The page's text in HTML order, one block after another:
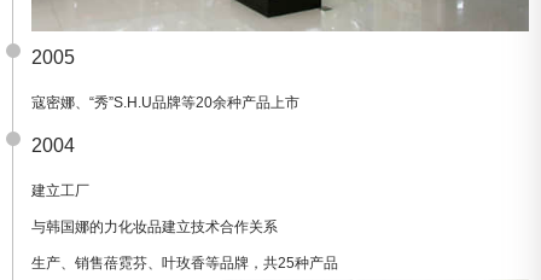
2005
寇密娜、“秀”S.H.U品牌等20余种产品上市
2004
建立工厂
与韩国娜的力化妆品建立技术合作关系
生产、销售蓓霓芬、叶玫香等品牌，共25种产品